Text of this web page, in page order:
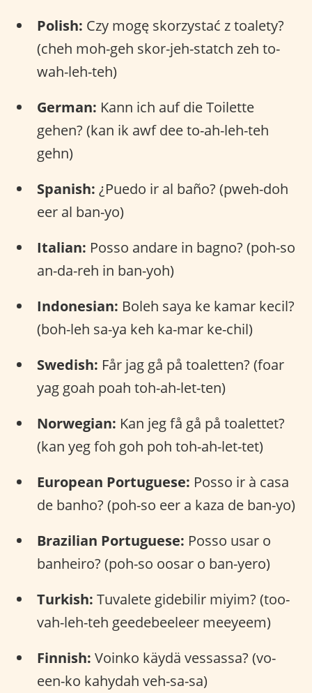
Polish: Czy mogę skorzystać z toalety?
(cheh moh-geh skor-jeh-statch zeh to-
wah-leh-teh)
German: Kann ich auf die Toilette
gehen? (kan ik awf dee to-ah-leh-teh
gehn)
Spanish: ¿Puedo ir al baño? (pweh-doh
eer al ban-yo)
Italian: Posso andare in bagno? (poh-so
an-da-reh in ban-yoh)
Indonesian: Boleh saya ke kamar kecil?
(boh-leh sa-ya keh ka-mar ke-chil)
Swedish: Får jag gå på toaletten? (foar
yag goah poah toh-ah-let-ten)
Norwegian: Kan jeg få gå på toalettet?
(kan yeg foh goh poh toh-ah-let-tet)
European Portuguese: Posso ir à casa
de banho? (poh-so eer a kaza de ban-yo)
Brazilian Portuguese: Posso usar o
banheiro? (poh-so oosar o ban-yero)
Turkish: Tuvalete gidebilir miyim? (too-
vah-leh-teh geedebeeleer meeyeem)
Finnish: Voinko käydä vessassa? (vo-
een-ko kahydah veh-sa-sa)